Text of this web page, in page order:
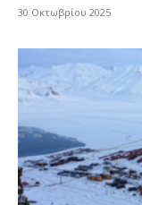
30 Οκτωβρίου 2025